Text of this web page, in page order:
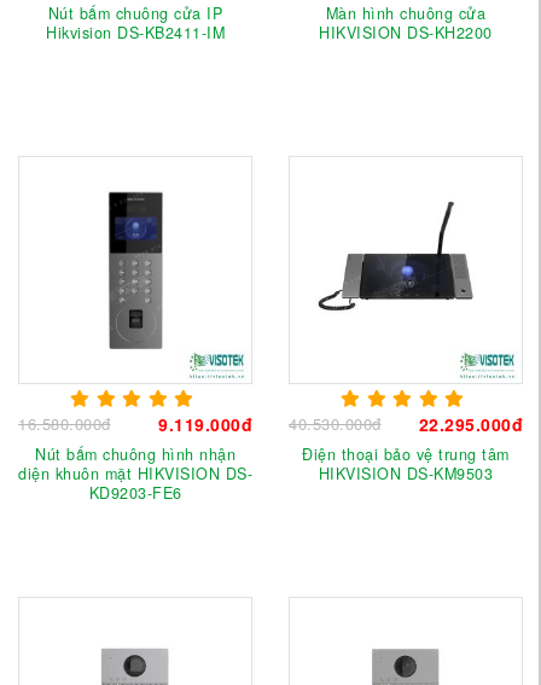
Nút bấm chuông cửa IP
Hikvision DS-KB2411-IM
Màn hình chuông cửa
HIKVISION DS-KH2200
16.580.000đ 9.119.000đ
Nút bấm chuông hình nhận
diện khuôn mặt HIKVISION DS-
KD9203-FE6
40.530.000đ 22.295.000đ
Điện thoại bảo vệ trung tâm
HIKVISION DS-KM9503